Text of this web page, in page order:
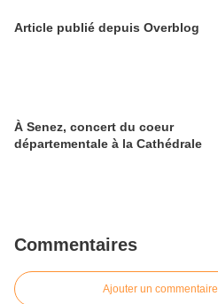
Article publié depuis Overblog
À Senez, concert du coeur
départementale à la Cathédrale
Commentaires
Ajouter un commentaire